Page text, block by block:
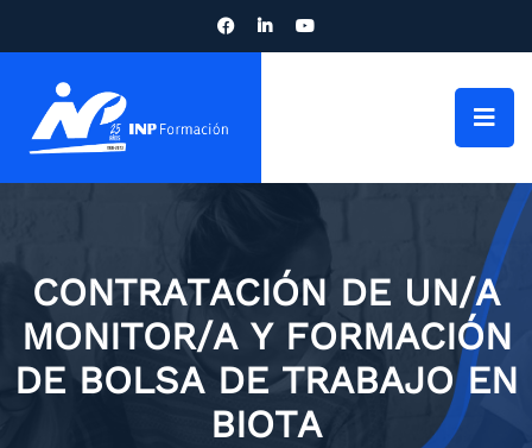
CONTRATACIÓN DE UN/A
MONITOR/A Y FORMACIÓN
DE BOLSA DE TRABAJO EN
BIOTA